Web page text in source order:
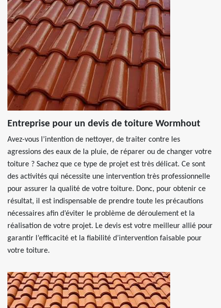
Entreprise pour un devis de toiture Wormhout
Avez-vous l’intention de nettoyer, de traiter contre les
agressions des eaux de la pluie, de réparer ou de changer votre
toiture ? Sachez que ce type de projet est très délicat. Ce sont
des activités qui nécessite une intervention très professionnelle
pour assurer la qualité de votre toiture. Donc, pour obtenir ce
résultat, il est indispensable de prendre toute les précautions
nécessaires afin d’éviter le problème de déroulement et la
réalisation de votre projet. Le devis est votre meilleur allié pour
garantir l’efficacité et la fiabilité d’intervention faisable pour
votre toiture.